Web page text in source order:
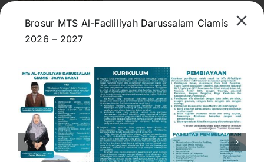
Guna Tingkatkan Kualitas
May 20, 2026
Hasil Seleksi Masuk 3 Mei
2026
May 9, 2026
Brosur MTS Al-Fadliliyah Darussalam Ciamis
2026 – 2027